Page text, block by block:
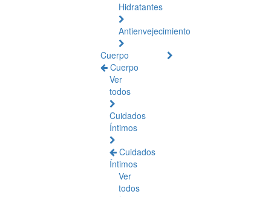
Hidratantes
Antienvejecimiento
Cuerpo
Cuerpo
Ver
todos
Cuidados
Íntimos
Cuidados
Íntimos
Ver
todos